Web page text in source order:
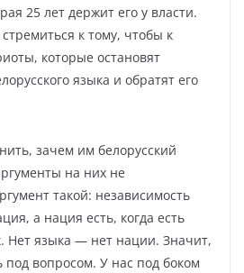
25 лет держит его у власти.
к тому, чтобы к
которые остановят
языка и обратят его
зачем им белорусский
на них не
такой: независимость
а нация есть, когда есть
Нет языка — нет нации. Значит,
под вопросом. У нас под боком